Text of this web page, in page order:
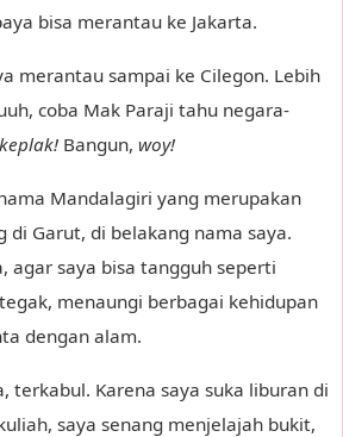
bisa merantau ke Jakarta.
merantau sampai ke Cilegon. Lebih
coba Mak Paraji tahu negara-
Bangun, woy!
Mandalagiri yang merupakan
di Garut, di belakang nama saya.
agar saya bisa tangguh seperti
menaungi berbagai kehidupan
dengan alam.
terkabul. Karena saya suka liburan di
saya senang menjelajah bukit,